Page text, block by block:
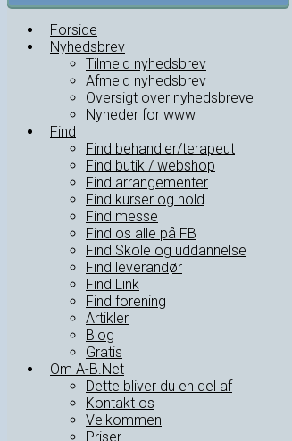
Forside
Nyhedsbrev
Tilmeld nyhedsbrev
Afmeld nyhedsbrev
Oversigt over nyhedsbreve
Nyheder for www
Find
Find behandler/terapeut
Find butik / webshop
Find arrangementer
Find kurser og hold
Find messe
Find os alle på FB
Find Skole og uddannelse
Find leverandør
Find Link
Find forening
Artikler
Blog
Gratis
Om A-B.Net
Dette bliver du en del af
Kontakt os
Velkommen
Priser